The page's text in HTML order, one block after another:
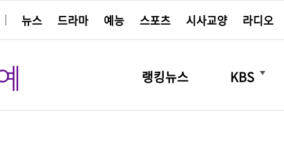
뉴스
드라마 예능 스포츠 시사교양 라디오
랭킹뉴스 KBS
더보기
북
사
보기
보기